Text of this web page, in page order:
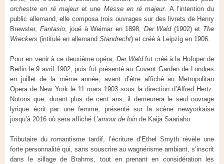
orchestre en ré majeuret une Messe en ré majeur. A l’intention du
public allemand, elle composa trois ouvrages sur des livrets de Henry
Brewster, Fantasio, joué à Weimar en 1898, Der Wald(1902) et The
Wreckers (intitulé en allemand Standrecht) et créé à Leipzig en 1906.
Pour en venir à ce deuxième opéra, Der Waldfut créé à la Hofoper de
Berlin le 9 avril 1902, puis fut présenté au Covent Garden de Londres
en juillet de la même année, avant d’être affiché au Metropolitan
Opera de New York le 11 mars 1903 sous la direction d’Alfred Hertz.
Notons que, durant plus de cent ans, il demeurera le seul ouvrage
lyrique écrit par une femme, présenté sur la scène newyorkaise
jusqu’à 2016 où sera affiché L’amour de loin de Kaija Saariaho.
Tributaire du romantisme tardif, l’écriture d’Ethel Smyth révèle une
forte personnalité qui, sans souscrire au wagnérisme ambiant, s’inscrit
dans le sillage de Brahms, tout en prenant en considération les